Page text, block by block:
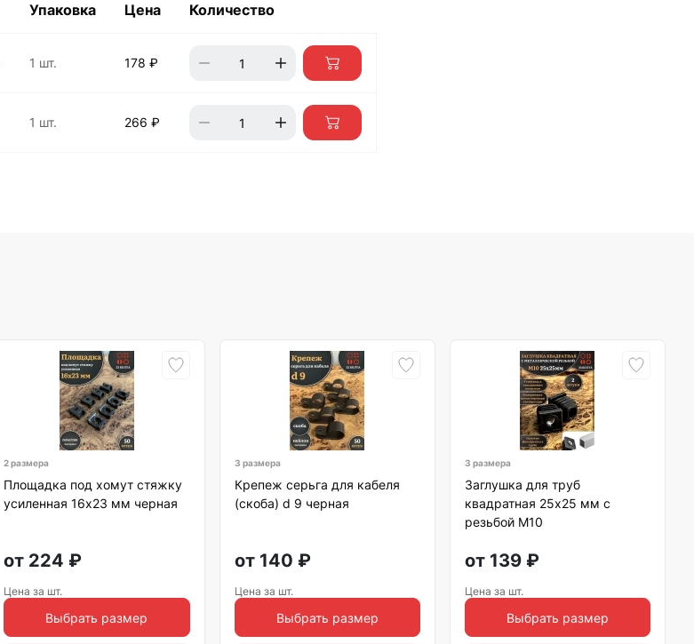
Упаковка Цена Количество
1 шт. 178 ₽
1 шт. 266 ₽
2 размера
Площадка под хомут стяжку
усиленная 16х23 мм черная
от 224 ₽
Цена за шт.
Выбрать размер
3 размера
Крепеж серьга для кабеля
(скоба) d 9 черная
от 140 ₽
Цена за шт.
Выбрать размер
3 размера
Заглушка для труб
квадратная 25х25 мм с
резьбой М10
от 139₽
Цена за шт.
Выбрать размер